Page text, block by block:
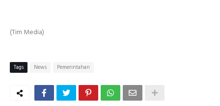
(Tim Media)
Tags News Pemerintahan